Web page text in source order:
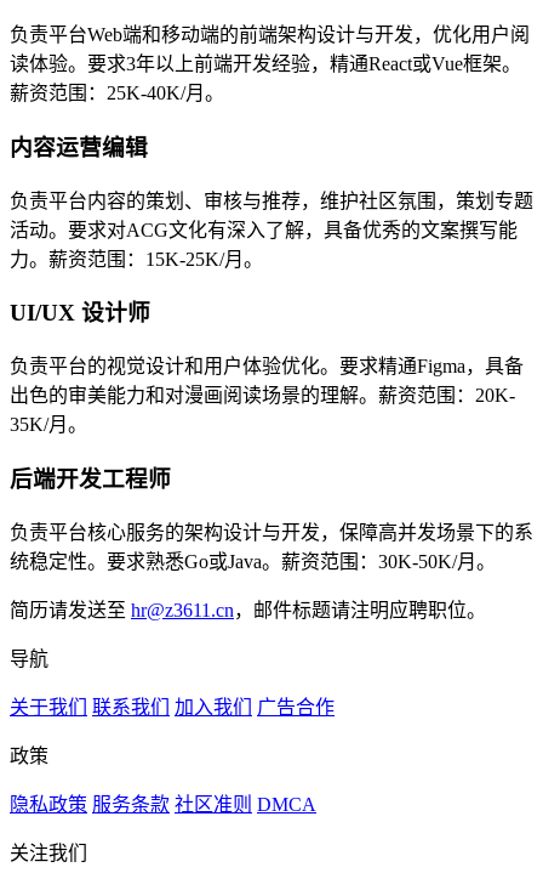
负责平台Web端和移动端的前端架构设计与开发，优化用户阅
读体验。要求3年以上前端开发经验，精通React或Vue框架。
薪资范围：25K-40K/月。
内容运营编辑
负责平台内容的策划、审核与推荐，维护社区氛围，策划专题
活动。要求对ACG文化有深入了解，具备优秀的文案撰写能
力。薪资范围：15K-25K/月。
UI/UX 设计师
负责平台的视觉设计和用户体验优化。要求精通Figma，具备
出色的审美能力和对漫画阅读场景的理解。薪资范围：20K-
35K/月。
后端开发工程师
负责平台核心服务的架构设计与开发，保障高并发场景下的系
统稳定性。要求熟悉Go或Java。薪资范围：30K-50K/月。
简历请发送至 hr@z3611.cn，邮件标题请注明应聘职位。
导航
关于我们 联系我们 加入我们 广告合作
政策
隐私政策 服务条款 社区准则 DMCA
关注我们